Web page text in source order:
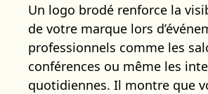
Un logo brodé renforce la
de votre marque lors
professionnels comme les
conférences ou même les
quotidiennes. Il montre que